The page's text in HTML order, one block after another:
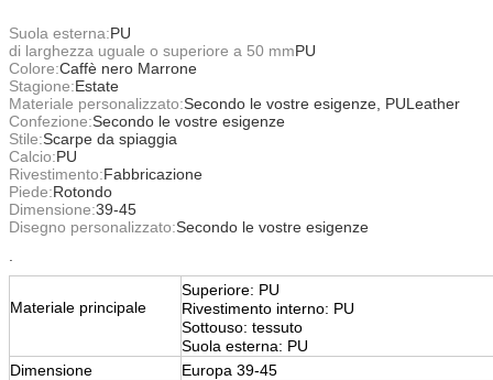
Suola esterna:PU
di larghezza uguale o superiore a 50 mmPU
Colore:Caffè nero Marrone
Stagione:Estate
Materiale personalizzato:Secondo le vostre esigenze, PULeather
Confezione:Secondo le vostre esigenze
Stile:Scarpe da spiaggia
Calcio:PU
Rivestimento:Fabbricazione
Piede:Rotondo
Dimensione:39-45
Disegno personalizzato:Secondo le vostre esigenze
Materiale principale
Superiore: PU
Rivestimento interno: PU
Sottouso: tessuto
Suola esterna: PU
Dimensione
Europa 39-45